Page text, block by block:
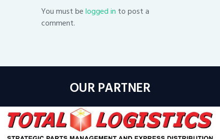
You must belogged in to post a
comment.
OUR PARTNER